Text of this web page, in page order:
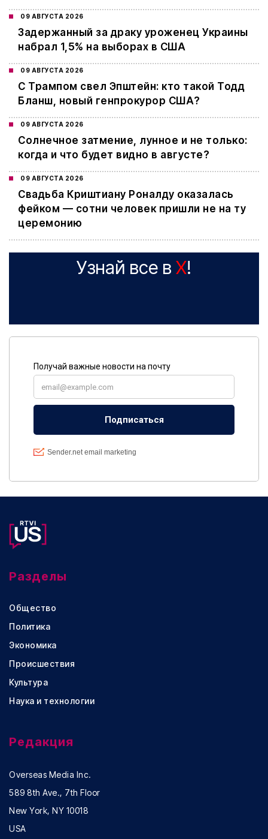
09 АВГУСТА 2026
Задержанный за драку уроженец Украины
набрал 1,5% на выборах в США
09 АВГУСТА 2026
С Трампом свел Эпштейн: кто такой Тодд
Бланш, новый генпрокурор США?
09 АВГУСТА 2026
Cолнечное затмение, лунное и не только:
когда и что будет видно в августе?
09 АВГУСТА 2026
Свадьба Криштиану Роналду оказалась
фейком — сотни человек пришли не на ту
церемонию
Узнай все в X!
Разделы
Общество
Политика
Экономика
Происшествия
Культура
Наука и технологии
Редакция
Overseas Media Inc.
589 8th Ave., 7th Floor
New York, NY 10018
USA